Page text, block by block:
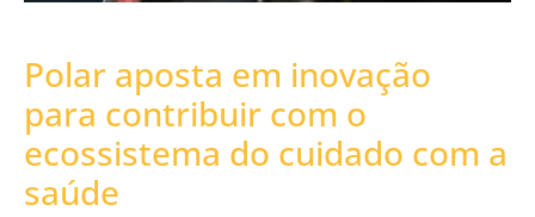
Polar aposta em inovação
para contribuir com o
ecossistema do cuidado com a
saúde